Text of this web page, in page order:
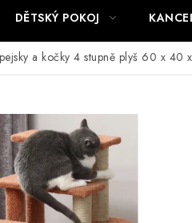
DĚTSKÝ POKOJ
a kočky 4 stupně plyš 60 x 40